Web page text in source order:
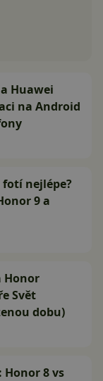
Huawei
na Android
nejlépe?
9 a
Honor
Svět
dobu)
8 vs